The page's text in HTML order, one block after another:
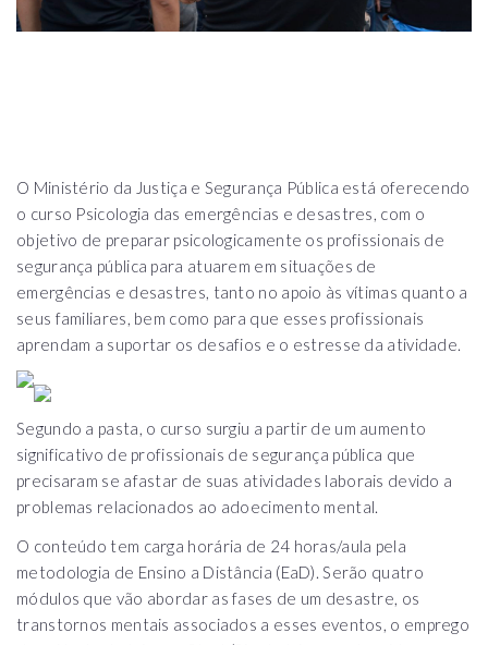
O Ministério da Justiça e Segurança Pública está oferecendo
o curso Psicologia das emergências e desastres, com o
objetivo de preparar psicologicamente os profissionais de
segurança pública para atuarem em situações de
emergências e desastres, tanto no apoio às vítimas quanto a
seus familiares, bem como para que esses profissionais
aprendam a suportar os desafios e o estresse da atividade.
Segundo a pasta, o curso surgiu a partir de um aumento
significativo de profissionais de segurança pública que
precisaram se afastar de suas atividades laborais devido a
problemas relacionados ao adoecimento mental.
O conteúdo tem carga horária de 24 horas/aula pela
metodologia de Ensino a Distância (EaD). Serão quatro
módulos que vão abordar as fases de um desastre, os
transtornos mentais associados a esses eventos, o emprego